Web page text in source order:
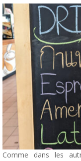
Comme dans les